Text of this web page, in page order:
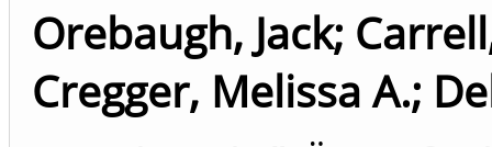
Orebaugh, Jack;
Cregger, Melissa A.;